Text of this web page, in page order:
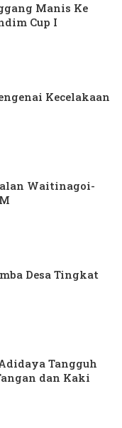
Manis Ke
Cup I
Kecelakaan
Waitinagoi-
Desa Tingkat
Tangguh
dan Kaki